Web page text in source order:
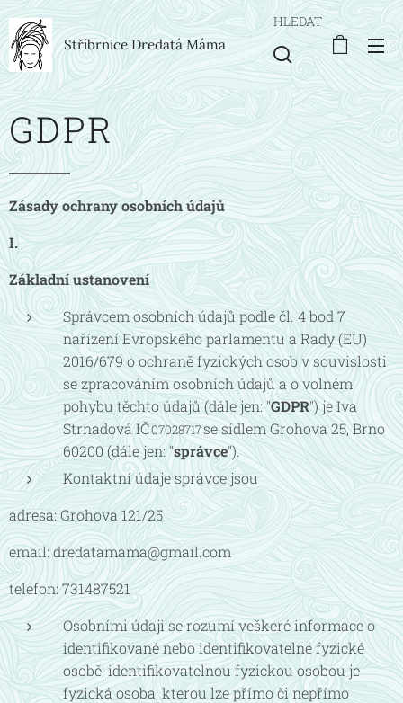
Stříbrnice Dredatá Máma
HLEDAT
GDPR
Zásady ochrany osobních údajů
I.
Základní ustanovení
Správcem osobních údajů podle čl. 4 bod 7
nařízení Evropského parlamentu a Rady (EU)
2016/679 o ochraně fyzických osob v souvislosti
se zpracováním osobních údajů a o volném
pohybu těchto údajů (dále jen: "GDPR") je Iva
Strnadová IČ07028717se sídlem Grohova 25, Brno
60200 (dále jen: "správce").
Kontaktní údaje správce jsou
adresa: Grohova 121/25
email: dredatamama@gmail.com
telefon: 731487521
Osobními údaji se rozumí veškeré informace o
identifikované nebo identifikovatelné fyzické
osobě; identifikovatelnou fyzickou osobou je
fyzická osoba, kterou lze přímo či nepřímo